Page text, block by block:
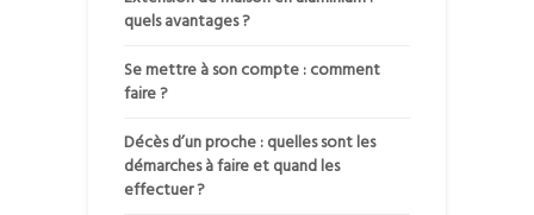
quels avantages ?
Se mettre à son compte : comment
faire ?
Décès d’un proche : quelles sont les
démarches à faire et quand les
effectuer ?